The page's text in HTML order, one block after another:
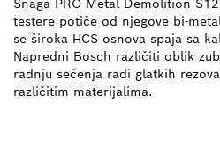
Snaga PRO Metal Demolition
testere potiče od njegove bi-
se široka HCS osnova spaja sa
Napredni Bosch različiti oblik
radnju sečenja radi glatkih
različitim materijalima.